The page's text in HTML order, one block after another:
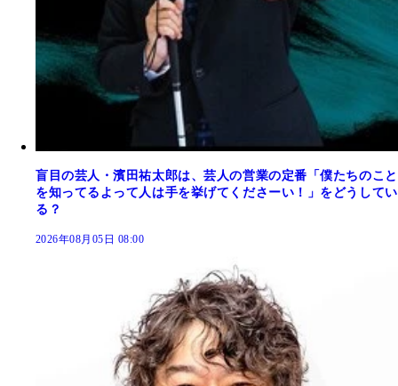
盲目の芸人・濱田祐太郎は、芸人の営業の定番「僕たちのこと
を知ってるよって人は手を挙げてくださーい！」をどうしてい
る？
2026年08月05日 08:00